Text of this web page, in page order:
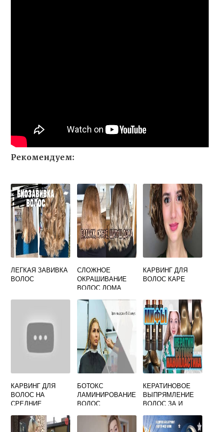
Рекомендуем:
ЛЕГКАЯ ЗАВИВКА
ВОЛОС
СЛОЖНОЕ
ОКРАШИВАНИЕ
ВОЛОС ДОМА
КАРВИНГ ДЛЯ
ВОЛОС КАРЕ
КАРВИНГ ДЛЯ
ВОЛОС НА
СРЕДНИЕ
БОТОКС
ЛАМИНИРОВАНИЕ
ВОЛОС
КЕРАТИНОВОЕ
ВЫПРЯМЛЕНИЕ
ВОЛОС ЗА И